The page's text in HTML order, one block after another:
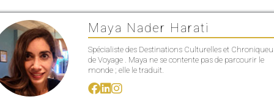
Maya Nader Harati
Spécialiste des Destinations Culturelles et
de Voyage . Maya ne se contente pas de parcourir le
monde ; elle le traduit.